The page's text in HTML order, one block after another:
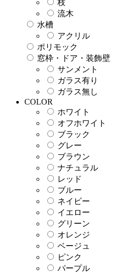
枝
流木
水槽
アクリル
ポリモック
窓枠・ドア・装飾壁
サンメント
ガラス有り
ガラス無し
COLOR
ホワイト
オフホワイト
ブラック
グレー
ブラウン
ナチュラル
レッド
ブルー
ネイビー
イエロー
グリーン
オレンジ
ベージュ
ピンク
パープル